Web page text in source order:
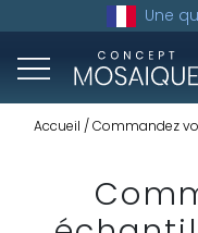
Une
Accueil Commandez